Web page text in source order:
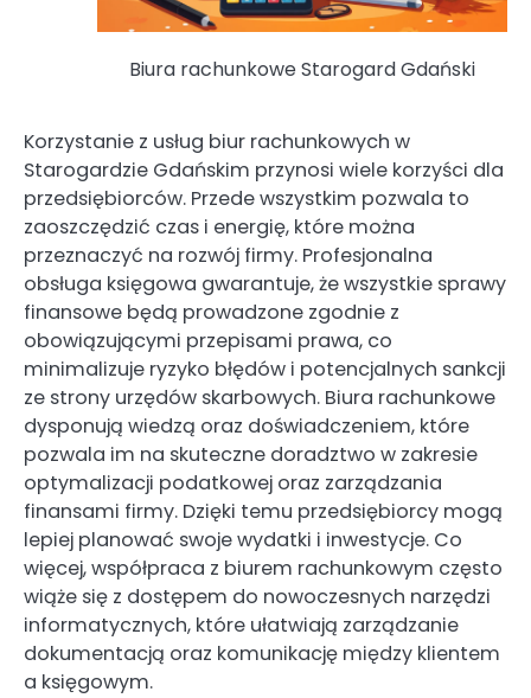
Biura rachunkowe Starogard Gdański
Korzystanie z usług biur rachunkowych w
Starogardzie Gdańskim przynosi wiele korzyści dla
przedsiębiorców. Przede wszystkim pozwala to
zaoszczędzić czas i energię, które można
przeznaczyć na rozwój firmy. Profesjonalna
obsługa księgowa gwarantuje, że wszystkie sprawy
finansowe będą prowadzone zgodnie z
obowiązującymi przepisami prawa, co
minimalizuje ryzyko błędów i potencjalnych sankcji
ze strony urzędów skarbowych. Biura rachunkowe
dysponują wiedzą oraz doświadczeniem, które
pozwala im na skuteczne doradztwo w zakresie
optymalizacji podatkowej oraz zarządzania
finansami firmy. Dzięki temu przedsiębiorcy mogą
lepiej planować swoje wydatki i inwestycje. Co
więcej, współpraca z biurem rachunkowym często
wiąże się z dostępem do nowoczesnych narzędzi
informatycznych, które ułatwiają zarządzanie
dokumentacją oraz komunikację między klientem
a księgowym.